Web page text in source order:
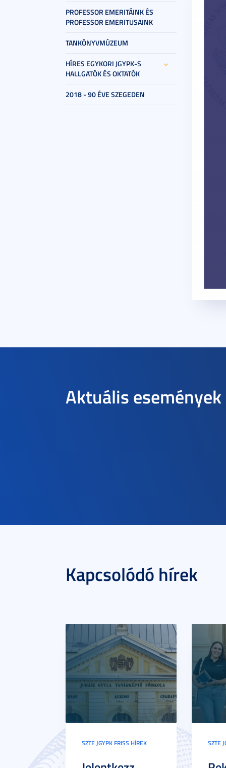
PROFESSOR EMERITÁINK ÉS
PROFESSOR EMERITUSAINK
TANKÖNYVMÚZEUM
HÍRES EGYKORI JGYPK-S
HALLGATÓK ÉS OKTATÓK
2018 - 90 ÉVE SZEGEDEN
Aktuális események
Kapcsolódó hírek
SZTE JGYPK FRISS HÍREK SZTE